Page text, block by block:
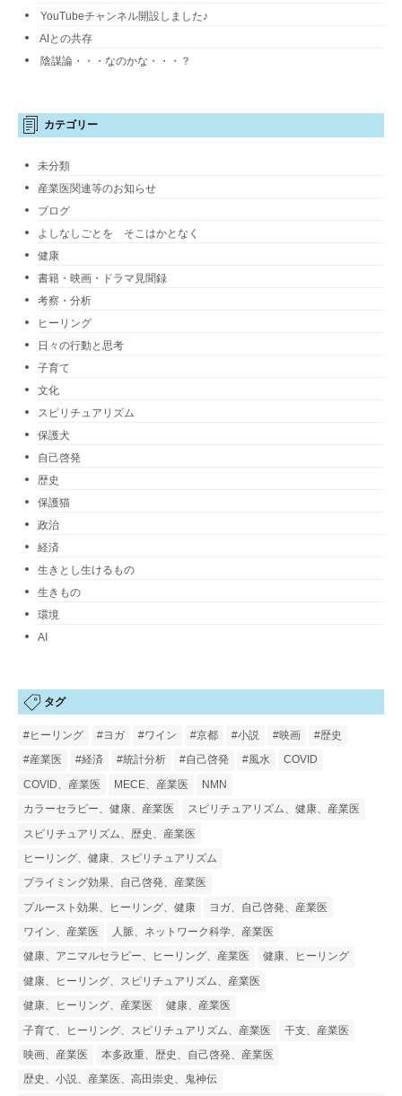
YouTubeチャンネル開設しました♪
AIとの共存
陰謀論・・・なのかな・・・？
カテゴリー
未分類
産業医関連等のお知らせ
ブログ
よしなしごとを そこはかとなく
健康
書籍・映画・ドラマ見聞録
考察・分析
ヒーリング
日々の行動と思考
子育て
文化
スピリチュアリズム
保護犬
自己啓発
歴史
保護猫
政治
経済
生きとし生けるもの
生きもの
環境
AI
タグ
#ヒーリング #ヨガ #ワイン #京都 #小説 #映画
#歴史
#産業医
#経済 #統計分析 #自己啓発 #風水
COVID
COVID、産業医
MECE、産業医
NMN
カラーセラピー、健康、産業医
スピリチュアリズム、健康、産業医
スピリチュアリズム、歴史、産業医
ヒーリング、健康、スピリチュアリズム
プライミング効果、自己啓発、産業医
プルースト効果、ヒーリング、健康
ヨガ、自己啓発、産業医
ワイン、産業医
人脈、ネットワーク科学、産業医
健康、アニマルセラピー、ヒーリング、産業医
健康、ヒーリング
健康、ヒーリング、スピリチュアリズム、産業医
健康、ヒーリング、産業医
健康、産業医
子育て、ヒーリング、スピリチュアリズム、産業医
干支、産業医
映画、産業医
本多政重、歴史、自己啓発、産業医
歴史、小説、産業医、高田崇史、鬼神伝